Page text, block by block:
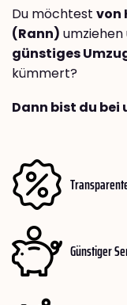
Du möchtest von
(Rann) umziehen
günstiges
kümmert?
Dann bist du bei
Günstiger